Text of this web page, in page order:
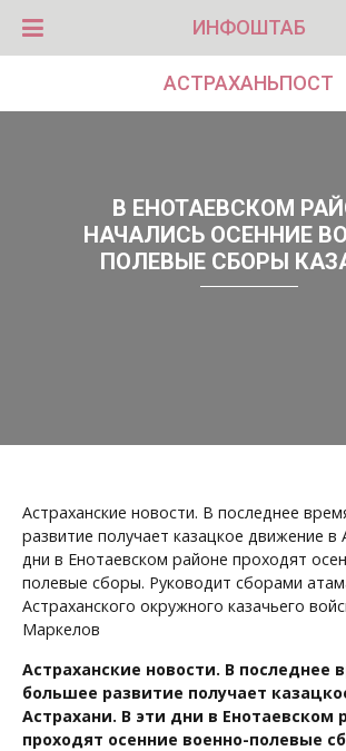
ИНФОШТАБ
АСТРАХАНЬПОСТ
В ЕНОТАЕВСКОМ
НАЧАЛИСЬ ОСЕННИЕ
ПОЛЕВЫЕ СБОРЫ
Астраханские новости. В последнее
развитие получает казацкое движение в
дни в Енотаевском районе проходят
полевые сборы. Руководит сборами
Астраханского окружного казачьего
Маркелов
Астраханские новости. В последнее
большее развитие получает
Астрахани. В эти дни в Енотаевском
проходят осенние военно-полевые